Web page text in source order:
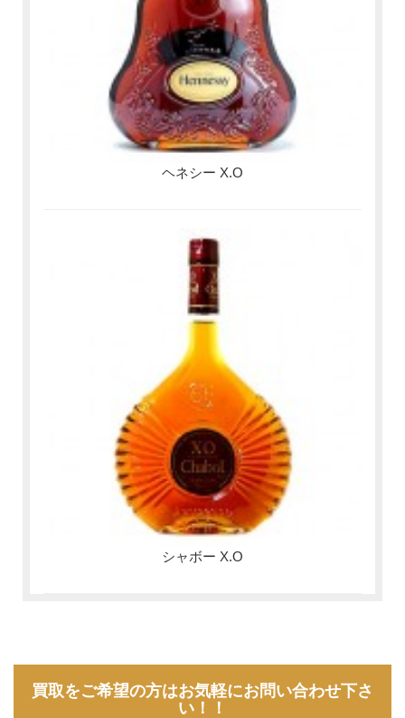
ヘネシー X.O
シャボー X.O
買取をご希望の方はお気軽にお問い合わせ下さ
い！！